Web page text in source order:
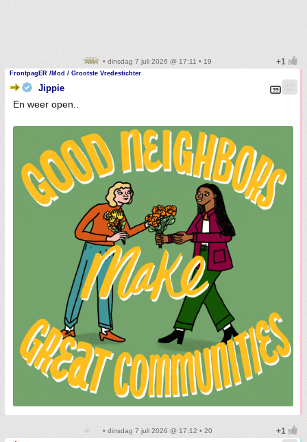
• dinsdag 7 juli 2026 @ 17:11 • 19
FrontpagER /Mod / Grootste Vredestichter
Jippie
En weer open..
• dinsdag 7 juli 2026 @ 17:12 • 20